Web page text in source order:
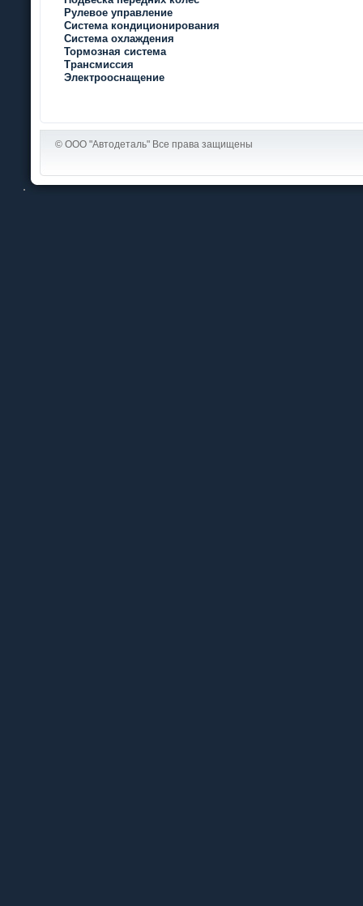
Рулевое управление
Система кондиционирования
Система охлаждения
Тормозная система
Трансмиссия
Электрооснащение
© ООО "Автодеталь" Все права защищены